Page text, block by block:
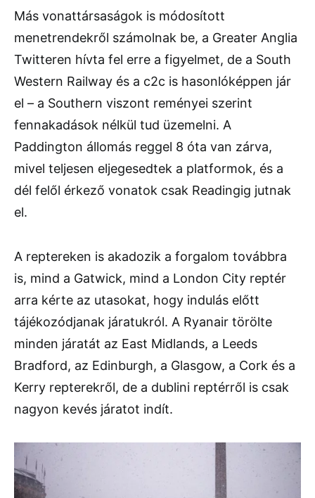
Más vonattársaságok is módosított
menetrendekről számolnak be, a Greater Anglia
Twitteren hívta fel erre a figyelmet, de a South
Western Railway és a c2c is hasonlóképpen jár
el – a Southern viszont reményei szerint
fennakadások nélkül tud üzemelni. A
Paddington állomás reggel 8 óta van zárva,
mivel teljesen eljegesedtek a platformok, és a
dél felől érkező vonatok csak Readingig jutnak
el.
A reptereken is akadozik a forgalom továbbra
is, mind a Gatwick, mind a London City reptér
arra kérte az utasokat, hogy indulás előtt
tájékozódjanak járatukról. A Ryanair törölte
minden járatát az East Midlands, a Leeds
Bradford, az Edinburgh, a Glasgow, a Cork és a
Kerry repterekről, de a dublini reptérről is csak
nagyon kevés járatot indít.